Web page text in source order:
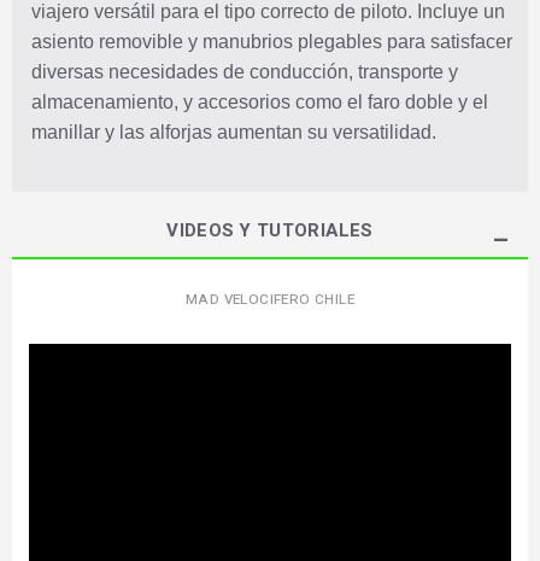
viajero versátil para el tipo correcto de piloto. Incluye un
asiento removible y manubrios plegables para satisfacer
diversas necesidades de conducción, transporte y
almacenamiento, y accesorios como el faro doble y el
manillar y las alforjas aumentan su versatilidad.
VIDEOS Y TUTORIALES
MAD VELOCIFERO CHILE